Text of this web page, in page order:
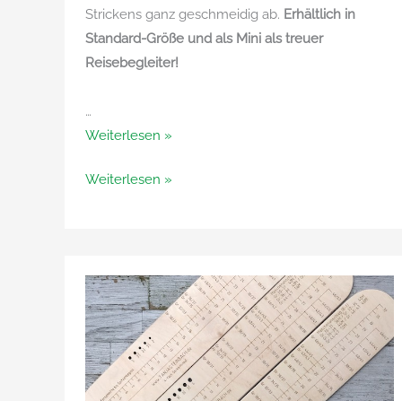
Strickens ganz geschmeidig ab. Erhältlich in
Standard-Größe und als Mini als treuer
Reisebegleiter!
…
Handgedrechselte
und
Weiterlesen »
Handgedrechselte
Weiterlesen »